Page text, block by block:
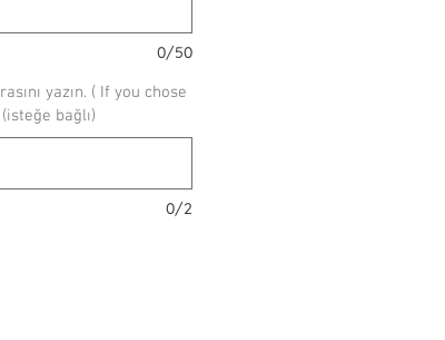
0/50
yazın. ( If you chose
bağlı)
0/2